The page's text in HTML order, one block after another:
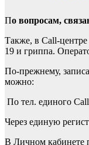
По вопросам,
Также, в Call-
19 и гриппа.
По-прежнему,
можно:
По тел. единого
Через единую
В Личном кабинете